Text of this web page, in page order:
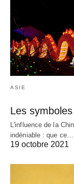
ASIE
Les
L'influence de la
indéniable : que ce…
19 octobre 2021